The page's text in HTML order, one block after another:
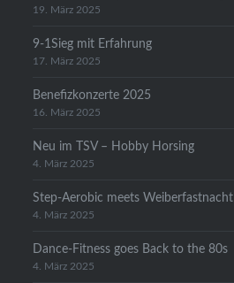
19. März 2025
9-1Sieg mit Erfahrung
17. März 2025
Benefizkonzerte 2025
16. März 2025
Neu im TSV – Hobby Horsing
4. März 2025
Step-Aerobic meets Weiberfastnacht
4. März 2025
Dance-Fitness goes Back to the 80s
4. März 2025